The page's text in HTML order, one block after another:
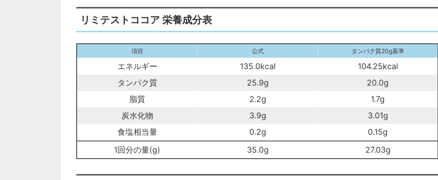
リミテストココア 栄養成分表
項目 公式 タンパク質20g基準
エネルギー 135.0kcal
104.25kcal
タンパク質
25.9g
20.0g
脂質
2.2g
1.7g
炭水化物
3.9g
3.01g
食塩相当量
0.2g
0.15g
1回分の量(g)
35.0g 27.03g